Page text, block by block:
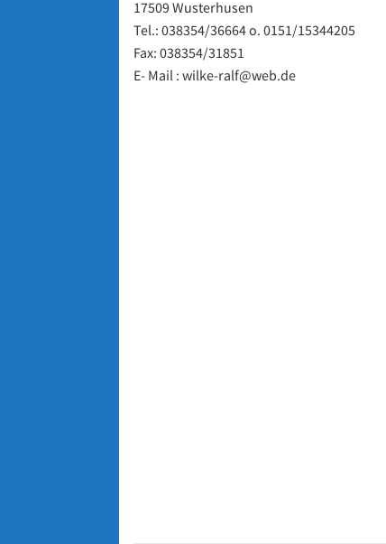
17509 Wusterhusen
Tel.: 038354/36664 o. 0151/15344205
Fax: 038354/31851
E- Mail : wilke-ralf@web.de